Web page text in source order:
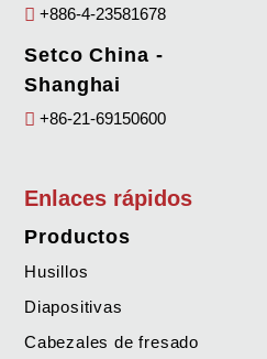
+886-4-23581678
Setco China -
Shanghai
+86-21-69150600
Enlaces rápidos
Productos
Husillos
Diapositivas
Cabezales de fresado